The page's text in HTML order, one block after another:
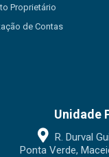
Proprietário
de Contas
Unidade
R. Durval
Ponta Verde,